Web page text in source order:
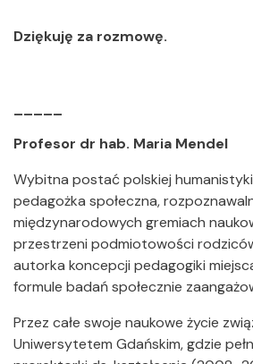
Dziękuję za rozmowę.
Profesor dr hab. Maria Mendel
Wybitna postać polskiej
pedagożka społeczna,
międzynarodowych gremiach
przestrzeni podmiotowości
autorka koncepcji pedagogiki
formule badań społecznie
Przez całe swoje naukowe życie
Uniwersytetem Gdańskim, gdzie